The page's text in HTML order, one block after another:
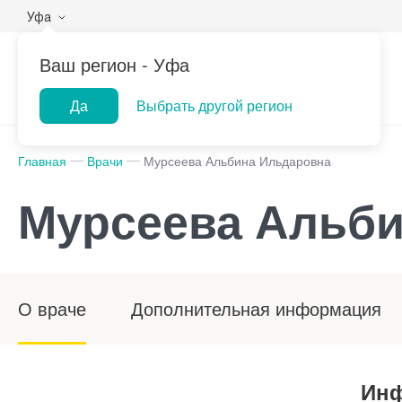
Уфа
Ваш регион - Уфа
Да Выбрать другой регион
Лабораторная
диагностика
ПроМедицина
онлайн
Центр
на дому
УЗИ
Прием врача-уролога
Главная Врачи Мурсеева Альбина Ильдаровна
Мурсеева
О враче Дополнительная информация